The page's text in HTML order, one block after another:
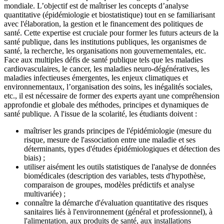
mondiale. L’objectif est de maîtriser les concepts d’analyse
quantitative (épidémiologie et biostatistique) tout en se familiarisant
avec l'élaboration, la gestion et le financement des politiques de
santé. Cette expertise est cruciale pour former les futurs acteurs de la
santé publique, dans les institutions publiques, les organismes de
santé, la recherche, les organisations non gouvernementales, etc.
Face aux multiples défis de santé publique tels que les maladies
cardiovasculaires, le cancer, les maladies neuro-dégénératives, les
maladies infectieuses émergentes, les enjeux climatiques et
environnementaux, l’organisation des soins, les inégalités sociales,
etc., il est nécessaire de former des experts ayant une compréhension
approfondie et globale des méthodes, principes et dynamiques de
santé publique. A l'issue de la scolarité, les étudiants doivent :
maîtriser les grands principes de l'épidémiologie (mesure du
risque, mesure de l'association entre une maladie et ses
déterminants, types d'études épidémiologiques et détection des
biais) ;
utiliser aisément les outils statistiques de l'analyse de données
biomédicales (description des variables, tests d'hypothèse,
comparaison de groupes, modèles prédictifs et analyse
multivariée) ;
connaître la démarche d'évaluation quantitative des risques
sanitaires liés à l'environnement (général et professionnel), à
l'alimentation, aux produits de santé, aux installations